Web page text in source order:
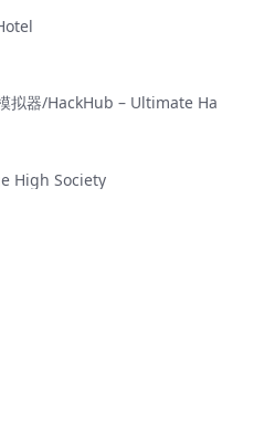
拟器/HackHub – Ultimate Ha
High Society